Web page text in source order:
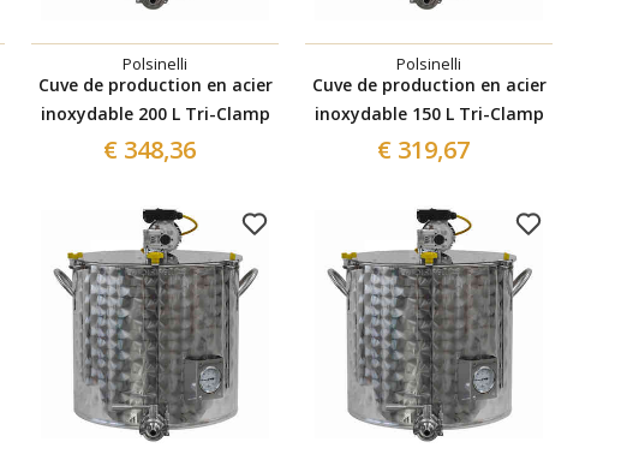
Polsinelli
Cuve de production en acier
inoxydable 200 L Tri-Clamp
€ 348,36
Polsinelli
Cuve de production en acier
inoxydable 150 L Tri-Clamp
€ 319,67